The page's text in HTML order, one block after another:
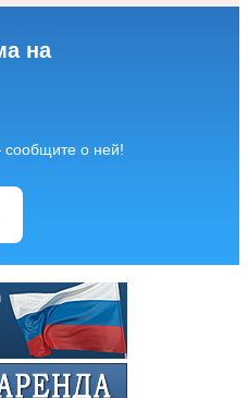
на
о ней!